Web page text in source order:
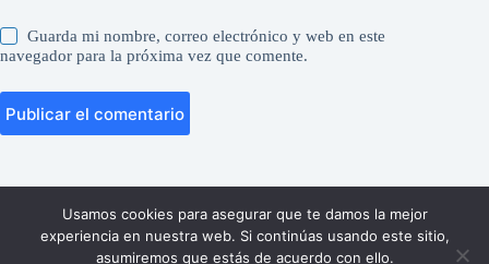
Guarda mi nombre, correo electrónico y web en este
navegador para la próxima vez que comente.
Publicar el comentario
http://AVISO DE
Usamos cookies para asegurar que te damos la mejor
experiencia en nuestra web. Si continúas usando este sitio,
asumiremos que estás de acuerdo con ello.